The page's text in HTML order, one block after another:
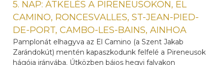
5. NAP: ÁTKELÉS A PIRENEUSOKON, EL
CAMINO, RONCESVALLES, ST-JEAN-PIED-
DE-PORT, CAMBO-LES-BAINS, AINHOA
Pamplonát elhagyva az El Camino (a Szent Jakab
Zarándokút) mentén kapaszkodunk felfelé a Pireneusok
hágója irányába. Útközben bájos hegyi falvakon